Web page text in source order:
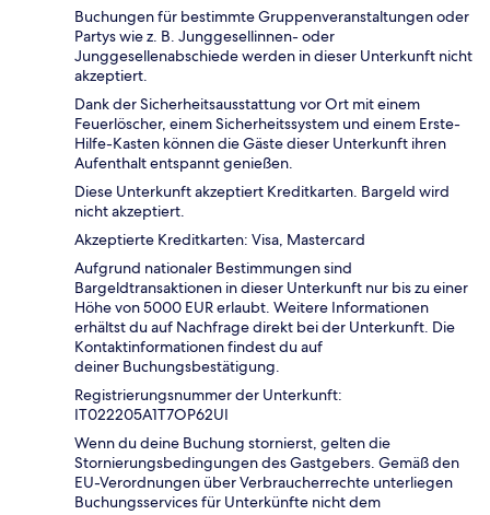
Buchungen für bestimmte Gruppenveranstaltungen oder
Partys wie z. B. Junggesellinnen- oder
Junggesellenabschiede werden in dieser Unterkunft nicht
akzeptiert.
Dank der Sicherheitsausstattung vor Ort mit einem
Feuerlöscher, einem Sicherheitssystem und einem Erste-
Hilfe-Kasten können die Gäste dieser Unterkunft ihren
Aufenthalt entspannt genießen.
Diese Unterkunft akzeptiert Kreditkarten. Bargeld wird
nicht akzeptiert.
Akzeptierte Kreditkarten: Visa, Mastercard
Aufgrund nationaler Bestimmungen sind
Bargeldtransaktionen in dieser Unterkunft nur bis zu einer
Höhe von 5000 EUR erlaubt. Weitere Informationen
erhältst du auf Nachfrage direkt bei der Unterkunft. Die
Kontaktinformationen findest du auf
deiner Buchungsbestätigung.
Registrierungsnummer der Unterkunft:
IT022205A1T7OP62UI
Wenn du deine Buchung stornierst, gelten die
Stornierungsbedingungen des Gastgebers. Gemäß den
EU-Verordnungen über Verbraucherrechte unterliegen
Buchungsservices für Unterkünfte nicht dem